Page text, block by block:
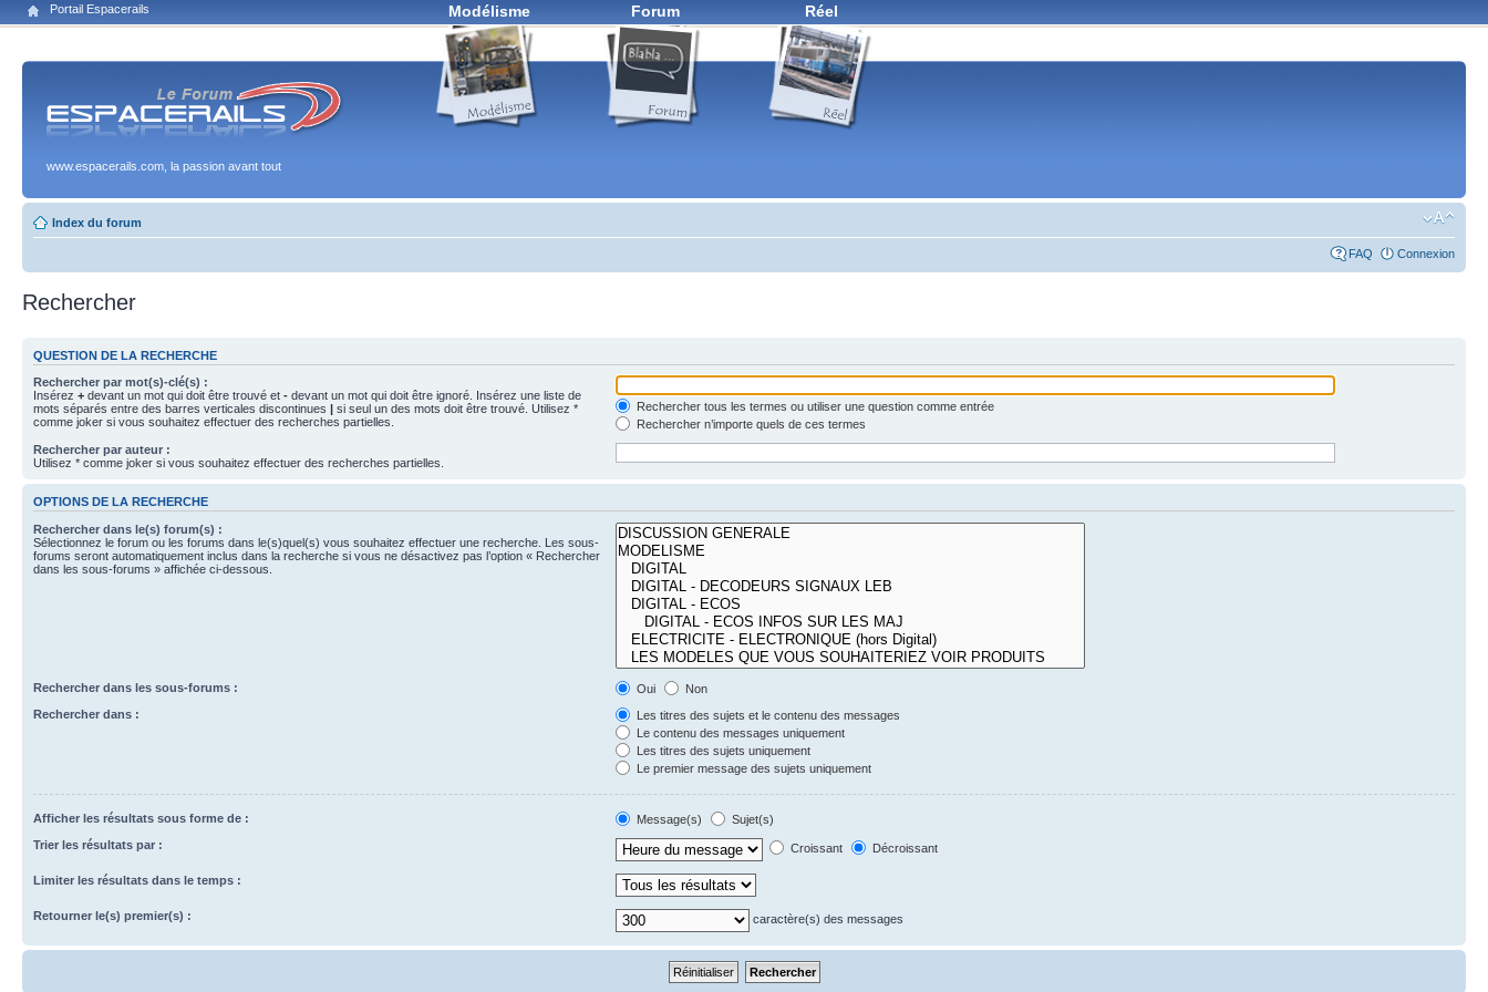
Portail Espacerails Modélisme Forum Réel
www.espacerails.com, la passion avant tout
Index du forum
FAQ Connexion
Rechercher
QUESTION DE LA RECHERCHE
Rechercher par mot(s)-clé(s) :
Insérez + devant un mot qui doit être trouvé et - devant un mot qui doit être ignoré. Insérez une liste de
mots séparés entre des barres verticales discontinues | si seul un des mots doit être trouvé. Utilisez *
comme joker si vous souhaitez effectuer des recherches partielles.
Rechercher tous les termes ou utiliser une question comme entrée
Rechercher n’importe quels de ces termes
Rechercher par auteur :
Utilisez * comme joker si vous souhaitez effectuer des recherches partielles.
OPTIONS DE LA RECHERCHE
Rechercher dans le(s) forum(s) :
Sélectionnez le forum ou les forums dans le(s)quel(s) vous souhaitez effectuer une recherche. Les sous-
forums seront automatiquement inclus dans la recherche si vous ne désactivez pas l’option « Rechercher
dans les sous-forums » affichée ci-dessous.
Rechercher dans les sous-forums : Oui
Non
Rechercher dans :
Les titres des sujets et le contenu des messages
Le contenu des messages uniquement
Les titres des sujets uniquement
Le premier message des sujets uniquement
Afficher les résultats sous forme de : Message(s)
Sujet(s)
Trier les résultats par :
Croissant Décroissant
Limiter les résultats dans le temps :
Retourner le(s) premier(s) : caractère(s) des messages